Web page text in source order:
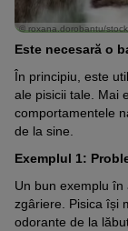
© roxana.dorobantu/
Este necesară o
În principiu, este
ale pisicii tale. Mai
comportamentele
de la sine.
Exemplul 1:
Un bun exemplu
zgâriere. Pisica își
odorante de la